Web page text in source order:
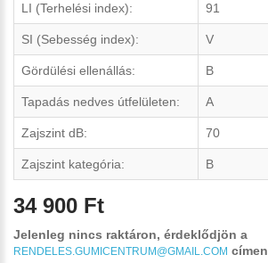
LI (Terhelési index): 91
SI (Sebesség index): V
Gördülési ellenállás: B
Tapadás nedves útfelületen: A
Zajszint dB: 70
Zajszint kategória: B
34 900 Ft
Jelenleg nincs raktáron, érdeklődjön a
RENDELES.GUMICENTRUM@GMAIL.COM címen